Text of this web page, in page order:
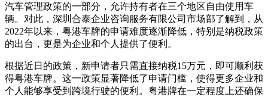
汽车管理政策的一部分，允许持有者在三个地区自由使用车
辆。对此，深圳合泰企业咨询服务有限公司市场部了解到，从
2022年以来，粤港车牌的申请难度逐渐降低，特别是纳税政策
的出台，更是为企业和个人提供了便利。
根据近日的政策，新申请者只需直接纳税15万元，即可顺利获
得粤港车牌。这一政策显著降低了申请门槛，使得更多企业和
个人能够享受到跨境行驶的便利。粤港牌在一定程度上还确保